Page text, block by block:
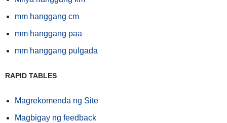
mm hanggang cm
mm hanggang paa
mm hanggang pulgada
RAPID TABLES
Magrekomenda ng Site
Magbigay ng feedback